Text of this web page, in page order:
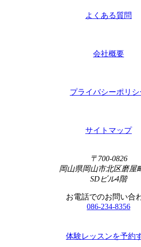
よくある質問
会社概要
プライバシーポリシ
サイトマップ
〒700-0826
岡山県岡山市北区磨屋
SDビル4階
お電話でのお問い合
086-234-8356
体験レッスンを予約